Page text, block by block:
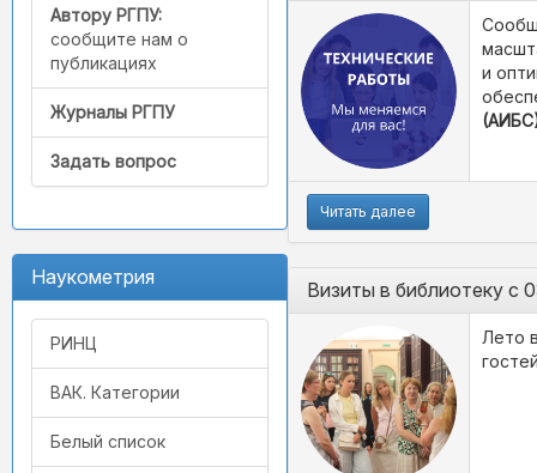
Автору РГПУ:
сообщите нам о
публикациях
Журналы РГПУ
Задать вопрос
Наукометрия
РИНЦ
ВАК. Категории
Белый список
и
Читать далее
Визиты в библиотеку с
Лето